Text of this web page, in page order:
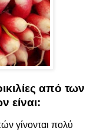
από των
είναι:
γίνονται πολύ